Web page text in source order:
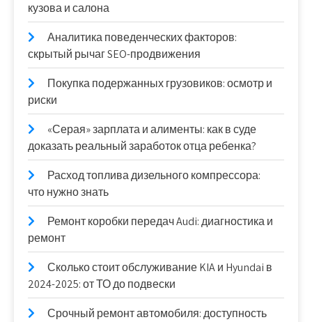
кузова и салона
Аналитика поведенческих факторов:
скрытый рычаг SEO-продвижения
Покупка подержанных грузовиков: осмотр и
риски
«Серая» зарплата и алименты: как в суде
доказать реальный заработок отца ребенка?
Расход топлива дизельного компрессора:
что нужно знать
Ремонт коробки передач Audi: диагностика и
ремонт
Сколько стоит обслуживание KIA и Hyundai в
2024-2025: от ТО до подвески
Срочный ремонт автомобиля: доступность